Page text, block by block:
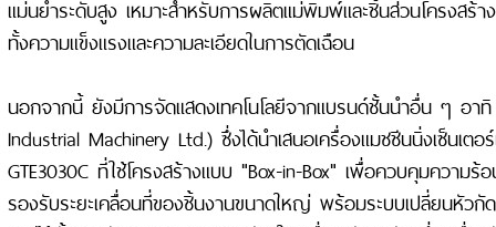
แม่นยำระดับสูง เหมาะสำหรับการผลิตแม่พิมพ์และชิ้นส่วนโครงสร้
ทั้งความแข็งแรงและความละเอียดในการตัดเฉือน
นอกจากนี้ ยังมีการจัดแสดงเทคโนโลยีจากแบรนด์ชั้นนำอื่น ๆ อา
Industrial Machinery Ltd.) ซึ่งได้นำเสนอเครื่องแมชชีนนิ่งเซ็นเต
GTE3030C ที่ใช้โครงสร้างแบบ "Box-in-Box" เพื่อควบคุมความร้
รองรับระยะเคลื่อนที่ของชิ้นงานขนาดใหญ่ พร้อมระบบเปลี่ยนหัวกั